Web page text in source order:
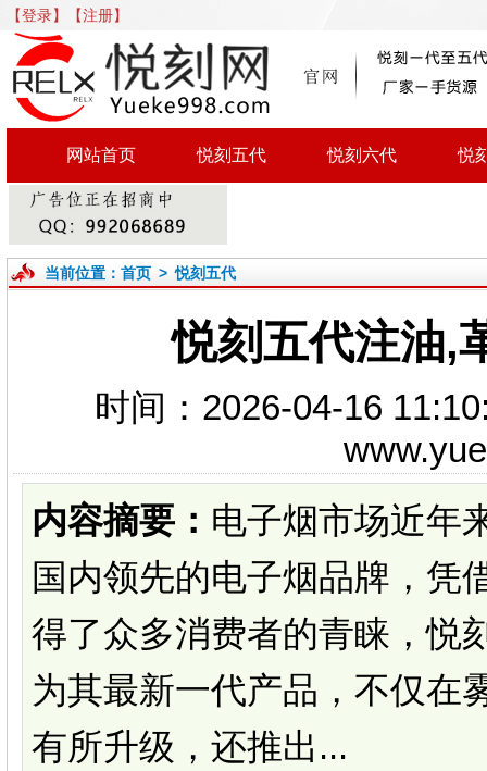
【登录】 【注册】
网站首页 悦刻五代 悦刻六代 悦
当前位置： 首页>悦刻五代
悦刻五代注油,
时间：2026-04-16
内容摘要： 电子烟市场近年
国内领先的电子烟品牌，凭
得了众多消费者的青睐，悦
为其最新一代产品，不仅在
有所升级，还推出...